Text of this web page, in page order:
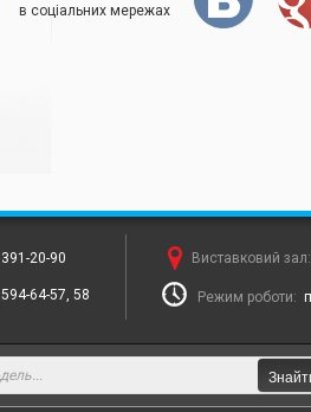
в соціальних мережах
391-20-90
594-64-57, 58
Виставковий зал:
Режим роботи: